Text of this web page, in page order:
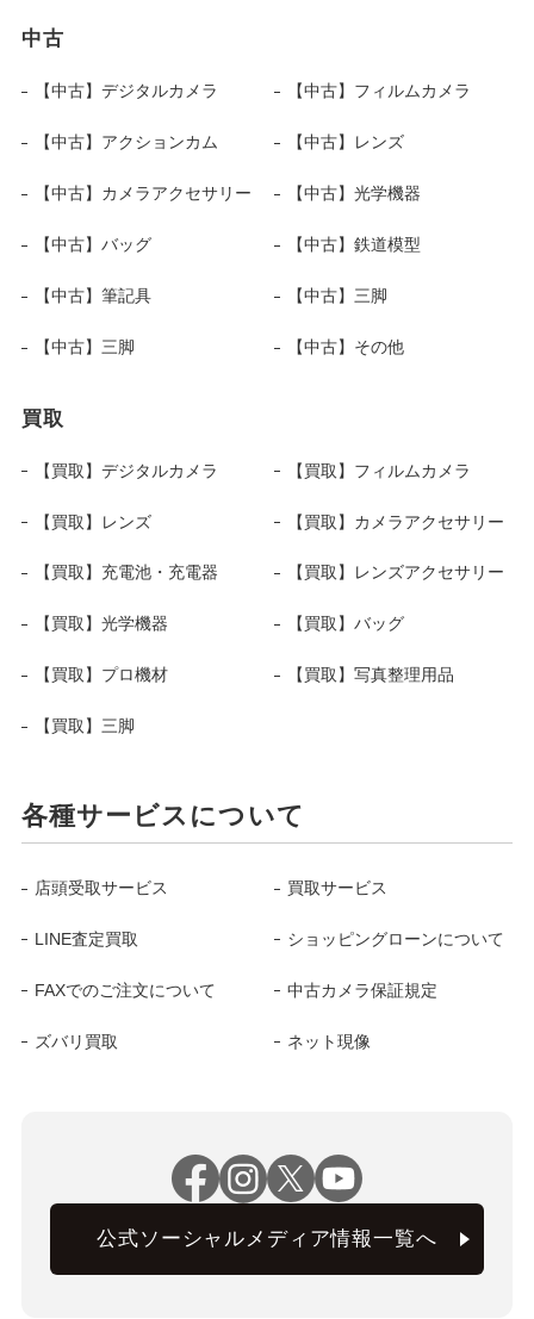
中古
【中古】デジタルカメラ 【中古】フィルムカメラ
【中古】アクションカム 【中古】レンズ
【中古】カメラアクセサリー 【中古】光学機器
【中古】バッグ 【中古】鉄道模型
【中古】筆記具 【中古】三脚
【中古】三脚 【中古】その他
買取
【買取】デジタルカメラ 【買取】フィルムカメラ
【買取】レンズ 【買取】カメラアクセサリー
【買取】充電池・充電器 【買取】レンズアクセサリー
【買取】光学機器 【買取】バッグ
【買取】プロ機材 【買取】写真整理用品
【買取】三脚
各種サービスについて
店頭受取サービス 買取サービス
LINE査定買取 ショッピングローンについて
FAXでのご注文について 中古カメラ保証規定
ズバリ買取 ネット現像
公式ソーシャルメディア情報一覧へ